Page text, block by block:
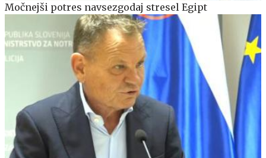
Močnejši potres navsezgodaj stresel Egipt